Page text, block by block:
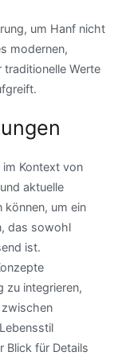
um Hanf nicht
modernen,
Werte
im Kontext von
aktuelle
können, um ein
das sowohl
ist.
zu integrieren,
Blick für Details